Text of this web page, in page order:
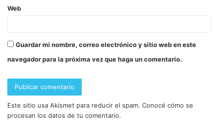
Web
Guardar mi nombre, correo electrónico y sitio web en este
navegador para la próxima vez que haga un comentario.
Este sitio usa Akismet para reducir el spam. Conocé cómo se
procesan los datos de tu comentario.